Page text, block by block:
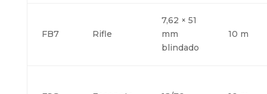
FB7 Rifle
7,62 × 51
mm
blindado
10 m